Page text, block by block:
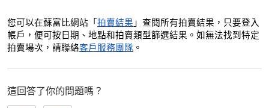
您可以在蘇富比網站「 拍賣結果 」查閱所有拍賣結果，只要登入
帳戶，便可按日期、地點和拍賣類型篩選結果。如無法找到特定
拍賣場次，請聯絡客戶服務團隊 。
這回答了你的問題嗎？